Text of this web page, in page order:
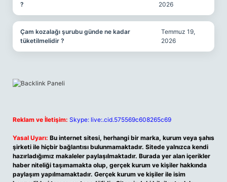
?
2026
Çam kozalağı şurubu günde ne kadar
tüketilmelidir ?
Temmuz 19,
2026
Reklam ve İletişim: Skype: live:.cid.575569c608265c69
Yasal Uyarı: Bu internet sitesi, herhangi bir marka, kurum veya şahıs
şirketi ile hiçbir bağlantısı bulunmamaktadır. Sitede yalnızca kendi
hazırladığımız makaleler paylaşılmaktadır. Burada yer alan içerikler
haber niteliği taşımamakta olup, gerçek kurum ve kişiler hakkında
paylaşım yapılmamaktadır. Gerçek kurum ve kişiler ile isim